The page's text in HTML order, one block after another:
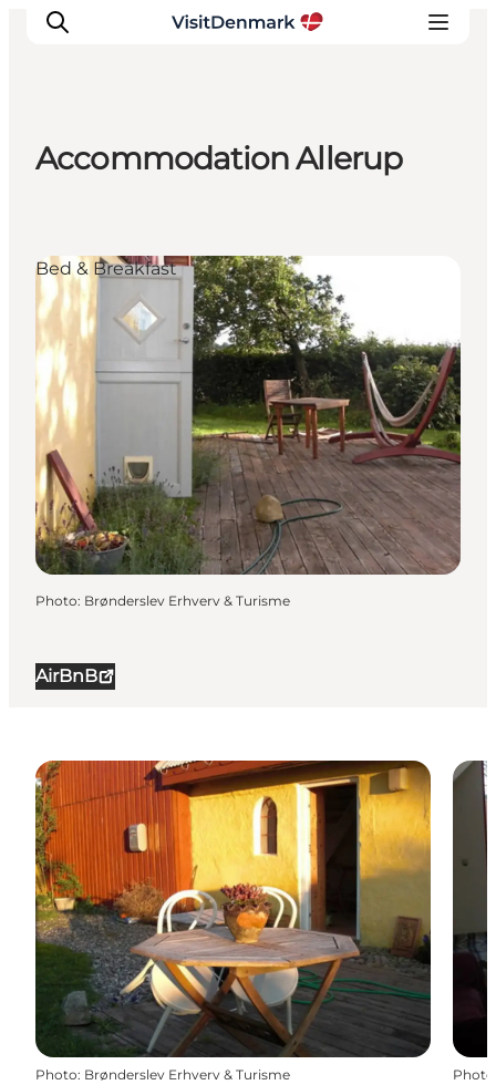
Quoi faire
Hébergements
Planifiez votre voyage
Accommodation Allerup
AirBnB
Bed & Breakfast
Photo: Brønderslev Erhverv & Turisme
Photo: Brønderslev Erhverv & Turisme Photo